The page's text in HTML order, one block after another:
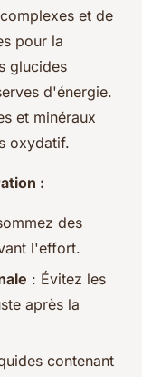
et de
pour la
glucides
d'énergie.
et minéraux
oxydatif.
:
des
l'effort.
: Évitez les
après la
contenant